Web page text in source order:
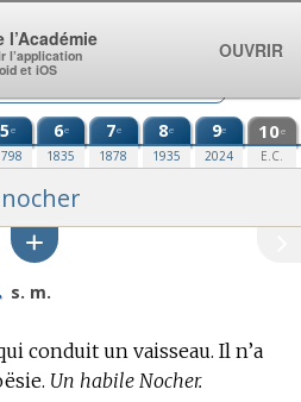
5e 6e
1835
7e
1878
8e
1935
9e
2024
10e
E.C.
nocher
s. m.
conduit un vaisseau. Il n’a
Un habile Nocher.
l’application
et iOS
OUVRIR